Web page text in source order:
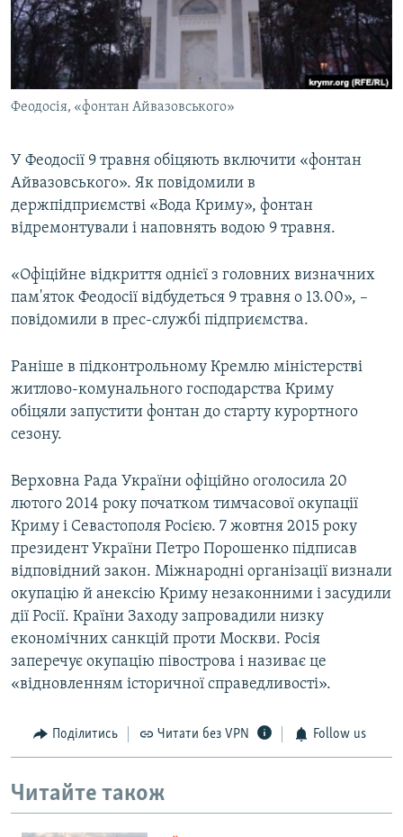
ВІДЕОУРОКИ «ELIFBE»
СВІДЧЕННЯ ОКУПАЦІЇ
УКРАЇНСЬКА ПРОБЛЕМА КРИМУ
ІНФОГРАФІКА
Русский
Qırımtatar
ДОЛУЧАЙСЯ!
Усі сайти RFE/RL
Феодосія, «фонтан Айвазовського»
У Феодосії 9 травня обіцяють включити «фонтан
Айвазовського». Як повідомили в
держпідприємстві «Вода Криму», фонтан
відремонтували і наповнять водою 9 травня.
«Офіційне відкриття однієї з головних визначних
пам'яток Феодосії відбудеться 9 травня о 13.00», –
повідомили в прес-службі підприємства.
Раніше в підконтрольному Кремлю міністерстві
житлово-комунального господарства Криму
обіцяли запустити фонтан до старту курортного
сезону.
Верховна Рада України офіційно оголосила 20
лютого 2014 року початком тимчасової окупації
Криму і Севастополя Росією. 7 жовтня 2015 року
президент України Петро Порошенко підписав
відповідний закон. Міжнародні організації визнали
окупацію й анексію Криму незаконними і засудили
дії Росії. Країни Заходу запровадили низку
економічних санкцій проти Москви. Росія
заперечує окупацію півострова і називає це
«відновленням історичної справедливості».
Поділитись Читати без VPN Follow us
Читайте також